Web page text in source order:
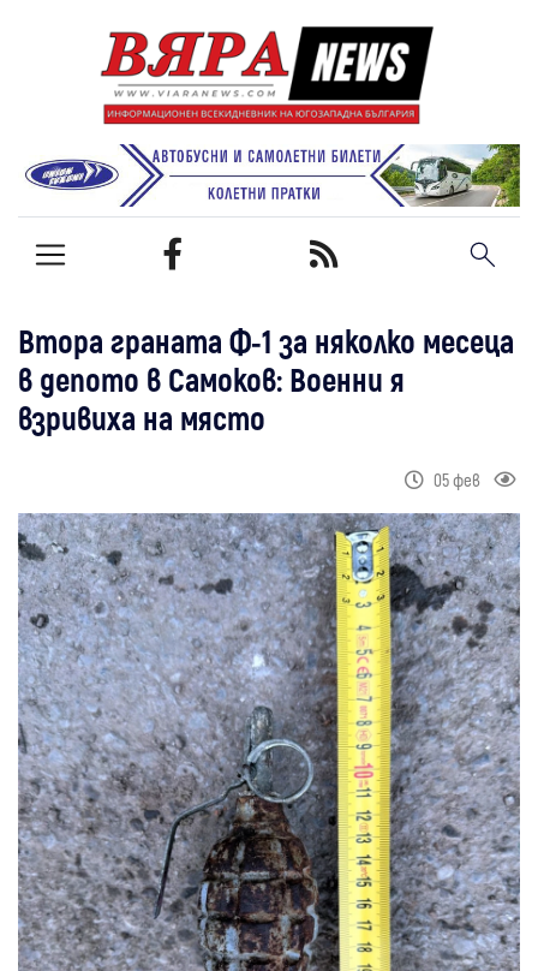
Втора граната Ф-1 за няколко месеца
в депото в Самоков: Военни я
взривиха на място
05 фев